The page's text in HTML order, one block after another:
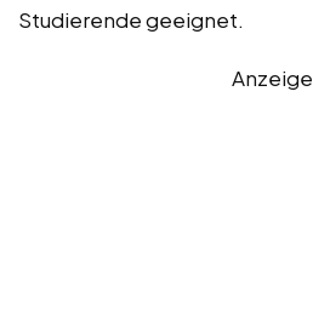
Studierende geeignet.
Anzeige